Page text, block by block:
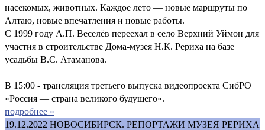
насекомых, животных. Каждое лето — новые маршруты по
Алтаю, новые впечатления и новые работы.
С 1999 году А.П. Веселёв переехал в село Верхний Уймон для
участия в строительстве Дома-музея Н.К. Рериха на базе
усадьбы В.С. Атаманова.
В 15:00 - трансляция третьего выпуска видеопроекта СибРО
«Россия — страна великого будущего».
подробнее »
19.12.2022 НОВОСИБИРСК. РЕПОРТАЖИ МУЗЕЯ РЕРИХА